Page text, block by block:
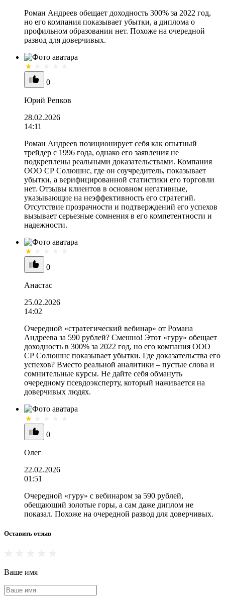
Роман Андреев обещает доходность 300% за 2022 год,
но его компания показывает убытки, а диплома о
профильном образовании нет. Похоже на очередной
развод для доверчивых.
0
Юрий Репков
28.02.2026
14:11
Роман Андреев позиционирует себя как опытный
трейдер с 1996 года, однако его заявления не
подкреплены реальными доказательствами. Компания
ООО СР Солюшнс, где он соучредитель, показывает
убытки, а верифицированной статистики его торговли
нет. Отзывы клиентов в основном негативные,
указывающие на неэффективность его стратегий.
Отсутствие прозрачности и подтверждений его успехов
вызывает серьезные сомнения в его компетентности и
надежности.
0
Анастас
25.02.2026
14:02
Очередной «стратегический вебинар» от Романа
Андреева за 590 рублей? Смешно! Этот «гуру» обещает
доходность в 300% за 2022 год, но его компания ООО
СР Солюшнс показывает убытки. Где доказательства его
успехов? Вместо реальной аналитики – пустые слова и
сомнительные курсы. Не дайте себя обмануть
очередному псевдоэксперту, который наживается на
доверчивых людях.
0
Олег
22.02.2026
01:51
Очередной «гуру» с вебинаром за 590 рублей,
обещающий золотые горы, а сам даже диплом не
показал. Похоже на очередной развод для доверчивых.
Оставить отзыв
Ваше имя